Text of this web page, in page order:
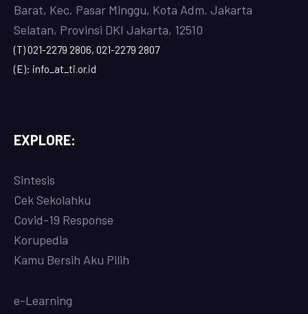
Barat, Kec. Pasar Minggu, Kota Adm. Jakarta
Selatan, Provinsi DKI Jakarta, 12510
(T) 021-2279 2806, 021-2279 2807
(E): info_at_ti.or.id
EXPLORE:
Sintesis
Cek Sekolahku
Covid-19 Response
Korupedia
Kamu Bersih Aku Pilih
e-Learning